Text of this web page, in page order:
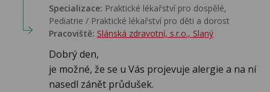
Specializace: Praktické lékařství pro dospělé,
Pediatrie / Praktické lékařství pro děti a dorost
Pracoviště: Slánská zdravotní, s.r.o., Slaný
Dobrý den,
je možné, že se u Vás projevuje alergie a na ní
nasedl zánět průdušek.